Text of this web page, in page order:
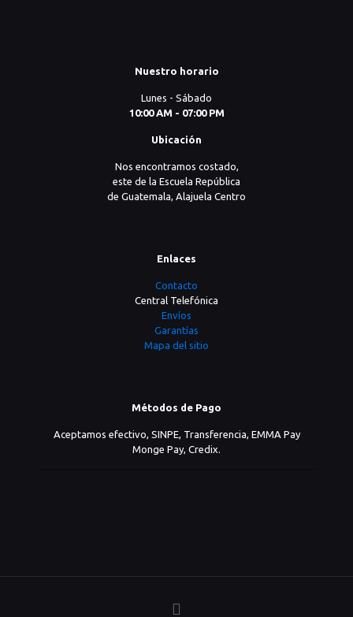
Nuestro horario
Lunes - Sábado
10:00 AM - 07:00 PM
Ubicación
Nos encontramos costado,
este de la Escuela República
de Guatemala, Alajuela Centro
Enlaces
Contacto
Central Telefónica
Envíos
Garantías
Mapa del sitio
Métodos de Pago
Aceptamos efectivo, SINPE, Transferencia, EMMA Pay
Monge Pay, Credix.